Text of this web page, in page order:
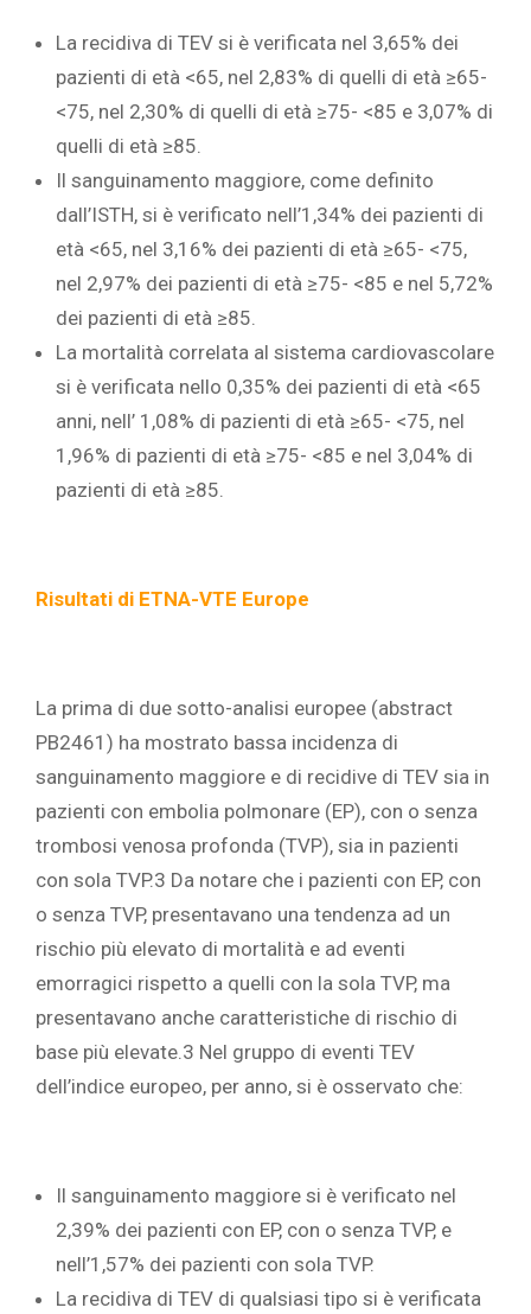
La recidiva di TEV si è verificata nel 3,65% dei
pazienti di età <65, nel 2,83% di quelli di età ≥65-
<75, nel 2,30% di quelli di età ≥75- <85 e 3,07% di
quelli di età ≥85.
Il sanguinamento maggiore, come definito
dall’ISTH, si è verificato nell’1,34% dei pazienti di
età <65, nel 3,16% dei pazienti di età ≥65- <75,
nel 2,97% dei pazienti di età ≥75- <85 e nel 5,72%
dei pazienti di età ≥85.
La mortalità correlata al sistema cardiovascolare
si è verificata nello 0,35% dei pazienti di età <65
anni, nell’ 1,08% di pazienti di età ≥65- <75, nel
1,96% di pazienti di età ≥75- <85 e nel 3,04% di
pazienti di età ≥85.
Risultati di ETNA-VTE Europe
La prima di due sotto-analisi europee (abstract
PB2461 ) ha mostrato bassa incidenza di
sanguinamento maggiore e di recidive di TEV sia in
pazienti con embolia polmonare (EP), con o senza
trombosi venosa profonda (TVP), sia in pazienti
con sola TVP.3 Da notare che i pazienti con EP, con
o senza TVP, presentavano una tendenza ad un
rischio più elevato di mortalità e ad eventi
emorragici rispetto a quelli con la sola TVP, ma
presentavano anche caratteristiche di rischio di
base più elevate. 3 Nel gruppo di eventi TEV
dell’indice europeo, per anno, si è osservato che:
Il sanguinamento maggiore si è verificato nel
2,39% dei pazienti con EP, con o senza TVP, e
nell’1,57% dei pazienti con sola TVP.
La recidiva di TEV di qualsiasi tipo si è verificata